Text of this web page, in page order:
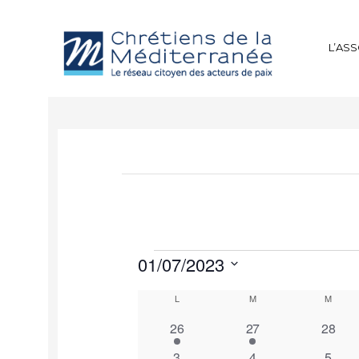
01/07/2023
Calendrier
Évènements
L M M
1
évènement
26
1
évènement
27
0
28